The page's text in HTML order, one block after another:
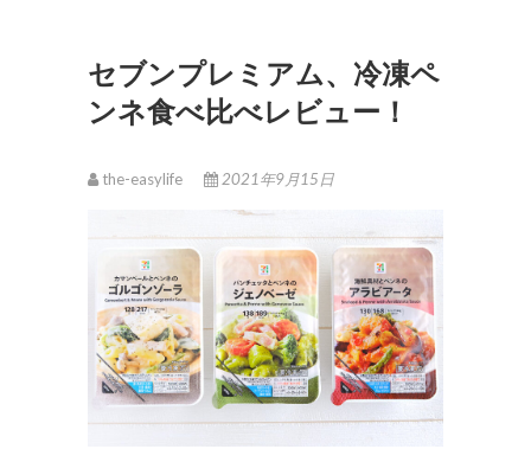
セブンプレミアム、冷凍ペ
ンネ食べ比べレビュー！
the-easylife 2021年9月15日